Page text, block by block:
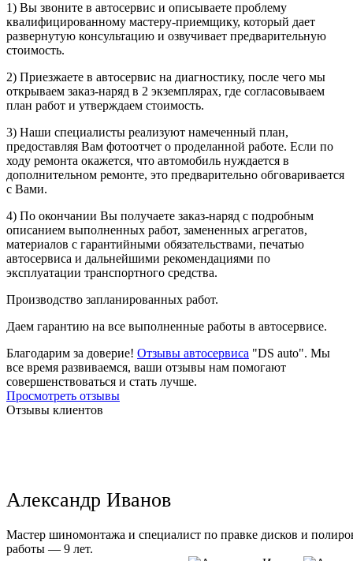
1) Вы звоните в автосервис и описываете проблему
квалифицированному мастеру-приемщику, который дает
развернутую консультацию и озвучивает предварительную
стоимость.
2) Приезжаете в автосервис на диагностику, после чего мы
открываем заказ-наряд в 2 экземплярах, где согласовываем
план работ и утверждаем стоимость.
3) Наши специалисты реализуют намеченный план,
предоставляя Вам фотоотчет о проделанной работе. Если по
ходу ремонта окажется, что автомобиль нуждается в
дополнительном ремонте, это предварительно обговаривается
с Вами.
4) По окончании Вы получаете заказ-наряд с подробным
описанием выполненных работ, замененных агрегатов,
материалов с гарантийными обязательствами, печатью
автосервиса и дальнейшими рекомендациями по
эксплуатации транспортного средства.
Производство запланированных работ.
Даем гарантию на все выполненные работы в автосервисе.
Благодарим за доверие! Отзывы автосервиса "DS auto". Мы
все время развиваемся, ваши отзывы нам помогают
совершенствоваться и стать лучше.
Просмотреть отзывы
Отзывы клиентов
Александр Иванов
Мастер шиномонтажа и специалист по правке дисков и
работы — 9 лет.